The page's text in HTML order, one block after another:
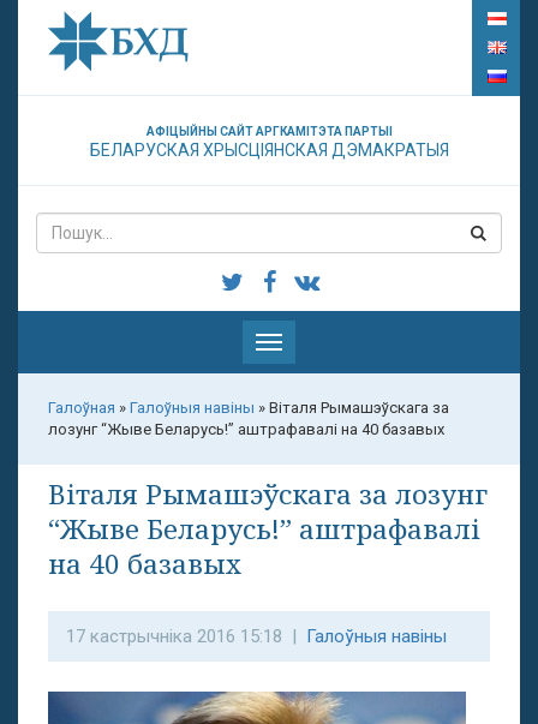
АФІЦЫЙНЫ САЙТ АРГКАМІТЭТА ПАРТЫІ
БЕЛАРУСКАЯ ХРЫСЦІЯНСКАЯ ДЭМАКРАТЫЯ
Паказаць
меню
Галоўная » Галоўныя навіны » Віталя Рымашэўскага за
лозунг “Жыве Беларусь!” аштрафавалі на 40 базавых
Віталя Рымашэўскага за лозунг
“Жыве Беларусь!” аштрафавалі
на 40 базавых
17 кастрычніка 2016 15:18 | Галоўныя навіны